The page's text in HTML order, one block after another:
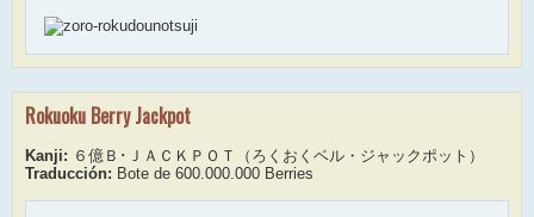
Rokuoku Berry Jackpot
Kanji: ６億Ｂ･ＪＡＣＫＰＯＴ（ろくおくベル・ジャックポット）
Traducción: Bote de 600.000.000 Berries